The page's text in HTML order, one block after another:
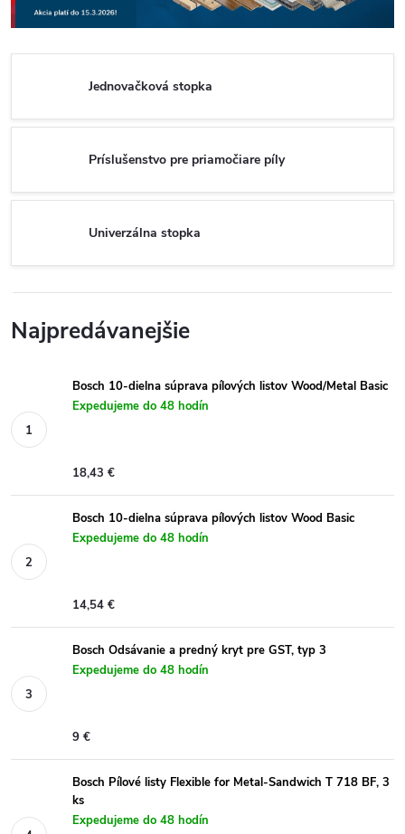
Jednovačková stopka
Príslušenstvo pre priamočiare píly
Univerzálna stopka
Najpredávanejšie
Bosch 10-dielna súprava pílových listov Wood/Metal Basic
Expedujeme do 48 hodín
18,43 €
Bosch 10-dielna súprava pílových listov Wood Basic
Expedujeme do 48 hodín
14,54 €
Bosch Odsávanie a predný kryt pre GST, typ 3
Expedujeme do 48 hodín
9 €
Bosch Pílové listy Flexible for Metal-Sandwich T 718 BF, 3
ks
Expedujeme do 48 hodín